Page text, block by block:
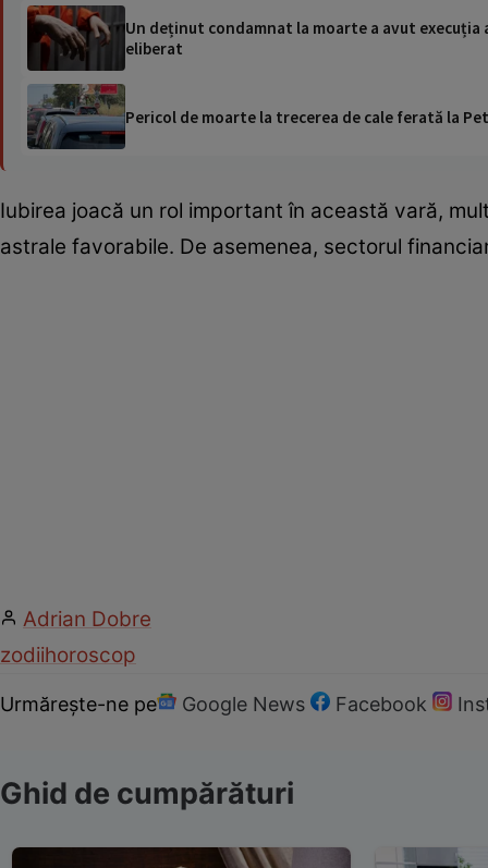
Un deținut condamnat la moarte a avut
eliberat
Pericol de moarte la trecerea de cale ferată la
Iubirea joacă un rol important în această vară,
astrale favorabile. De asemenea, sectorul
Adrian Dobre
zodiihoroscop
Urmărește-ne pe Google News Facebook
Ghid de cumpărături